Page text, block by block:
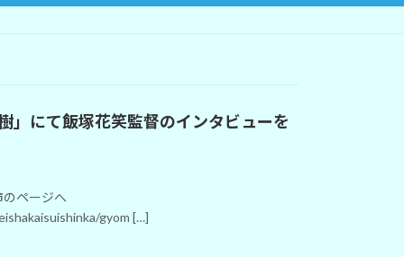
」にて飯塚花笑監督のインタビューを
ページへ
gyom […]